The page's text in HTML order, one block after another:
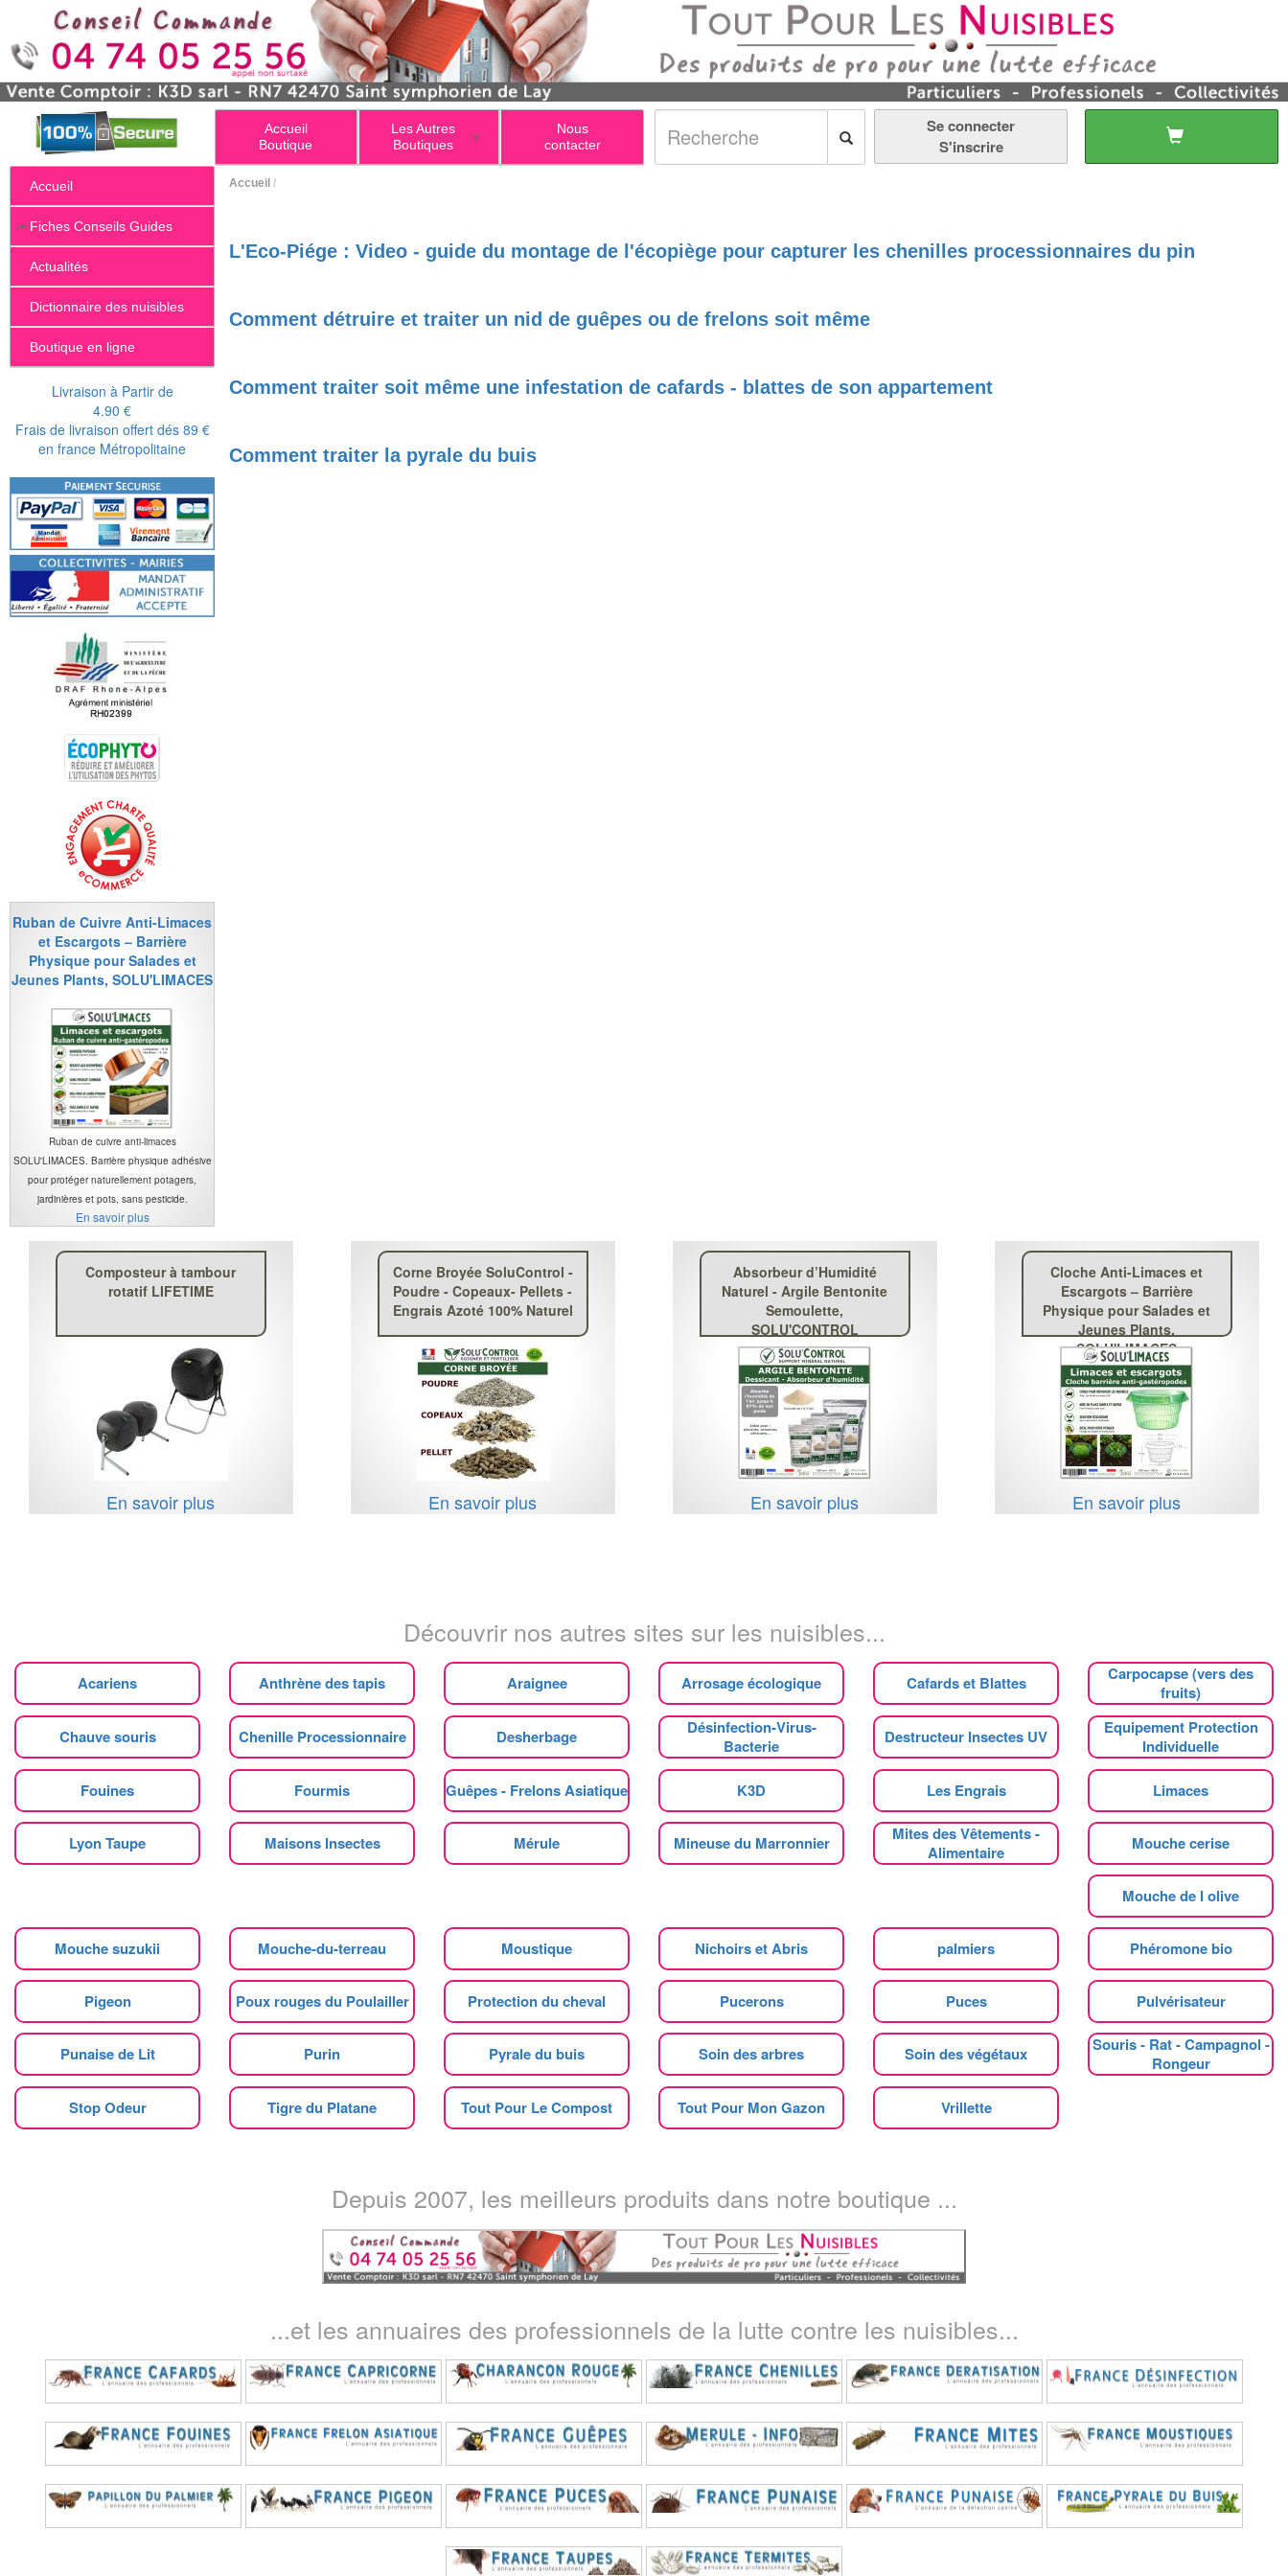
Accueil
Boutique
+
Les Autres
Boutiques
Nous
contacter
Se connecter
S'inscrire
Accueil
+ Fiches Conseils Guides
Actualités
Dictionnaire des nuisibles
Boutique en ligne
Livraison à Partir de
4.90 €
Frais de livraison offert dés 89 €
en france Métropolitaine
Ruban de Cuivre Anti-Limaces
et Escargots – Barrière
Physique pour Salades et
Jeunes Plants, SOLU'LIMACES
Ruban de cuivre anti-limaces
SOLU'LIMACES. Barrière physique adhésive
pour protéger naturellement potagers,
jardinières et pots, sans pesticide.
En savoir plus
Accueil /
L'Eco-Piége : Video - guide du montage de l'écopiège pour capturer les chenilles processionnaires du pin
Comment détruire et traiter un nid de guêpes ou de frelons soit même
Comment traiter soit même une infestation de cafards - blattes de son appartement
Comment traiter la pyrale du buis
Composteur à tambour
rotatif LIFETIME
En savoir plus
Corne Broyée SoluControl -
Poudre - Copeaux- Pellets -
Engrais Azoté 100% Naturel
En savoir plus
Absorbeur d’Humidité
Naturel - Argile Bentonite
Semoulette,
SOLU'CONTROL
En savoir plus
Cloche Anti-Limaces et
Escargots – Barrière
Physique pour Salades et
Jeunes Plants,
SOLU'LIMACES
En savoir plus
Découvrir nos autres sites sur les nuisibles...
Acariens Anthrène des tapis Araignee Arrosage écologique Cafards et Blattes
Carpocapse (vers des
fruits)
Chauve souris Chenille Processionnaire Desherbage
Désinfection-Virus-
Bacterie
Destructeur Insectes UV
Equipement Protection
Individuelle
Fouines Fourmis Guêpes - Frelons Asiatique K3D Les Engrais Limaces
Lyon Taupe Maisons Insectes Mérule Mineuse du Marronnier
Mites des Vêtements -
Alimentaire
Mouche cerise
Mouche de l olive
Mouche suzukii Mouche-du-terreau Moustique Nichoirs et Abris palmiers Phéromone bio
Pigeon Poux rouges du Poulailler Protection du cheval Pucerons Puces Pulvérisateur
Punaise de Lit Purin Pyrale du buis Soin des arbres Soin des végétaux
Souris - Rat - Campagnol -
Rongeur
Stop Odeur Tigre du Platane Tout Pour Le Compost Tout Pour Mon Gazon Vrillette
Depuis 2007, les meilleurs produits dans notre boutique ...
...et les annuaires des professionnels de la lutte contre les nuisibles...